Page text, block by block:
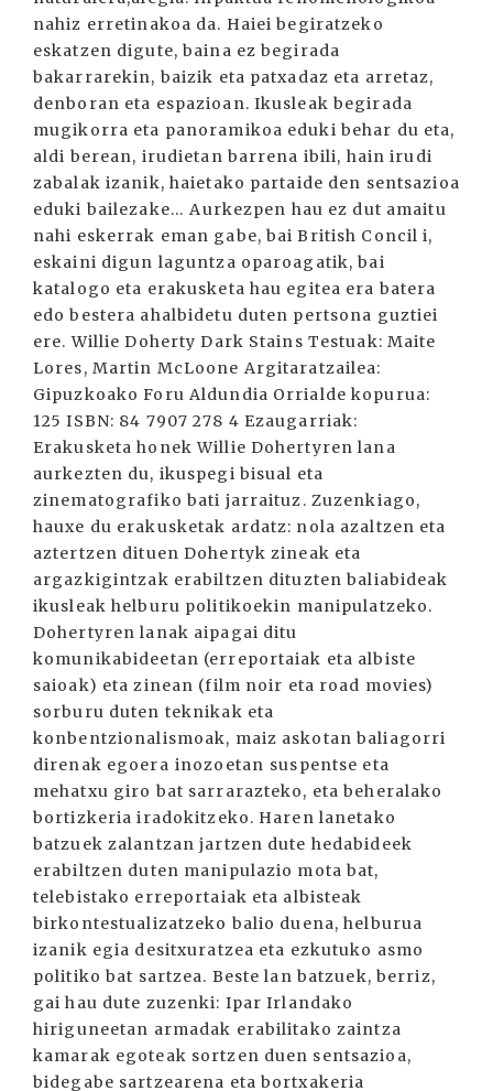
nahiz erretinakoa da. Haiei begiratzeko
eskatzen digute, baina ez begirada
bakarrarekin, baizik eta patxadaz eta arretaz,
denboran eta espazioan. Ikusleak begirada
mugikorra eta panoramikoa eduki behar du eta,
aldi berean, irudietan barrena ibili, hain irudi
zabalak izanik, haietako partaide den sentsazioa
eduki bailezake... Aurkezpen hau ez dut amaitu
nahi eskerrak eman gabe, bai British Concil i,
eskaini digun laguntza oparoagatik, bai
katalogo eta erakusketa hau egitea era batera
edo bestera ahalbidetu duten pertsona guztiei
ere. Willie Doherty Dark Stains Testuak: Maite
Lores, Martin McLoone Argitaratzailea:
Gipuzkoako Foru Aldundia Orrialde kopurua:
125 ISBN: 84 7907 278 4 Ezaugarriak:
Erakusketa honek Willie Dohertyren lana
aurkezten du, ikuspegi bisual eta
zinematografiko bati jarraituz. Zuzenkiago,
hauxe du erakusketak ardatz: nola azaltzen eta
aztertzen dituen Dohertyk zineak eta
argazkigintzak erabiltzen dituzten baliabideak
ikusleak helburu politikoekin manipulatzeko.
Dohertyren lanak aipagai ditu
komunikabideetan (erreportaiak eta albiste
saioak) eta zinean (film noir eta road movies)
sorburu duten teknikak eta
konbentzionalismoak, maiz askotan baliagorri
direnak egoera inozoetan suspentse eta
mehatxu giro bat sarrarazteko, eta beheralako
bortizkeria iradokitzeko. Haren lanetako
batzuek zalantzan jartzen dute hedabideek
erabiltzen duten manipulazio mota bat,
telebistako erreportaiak eta albisteak
birkontestualizatzeko balio duena, helburua
izanik egia desitxuratzea eta ezkutuko asmo
politiko bat sartzea. Beste lan batzuek, berriz,
gai hau dute zuzenki: Ipar Irlandako
hiriguneetan armadak erabilitako zaintza
kamarak egoteak sortzen duen sentsazioa,
bidegabe sartzearena eta bortxakeria